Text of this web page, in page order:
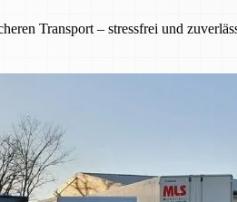
Transport – stressfrei und